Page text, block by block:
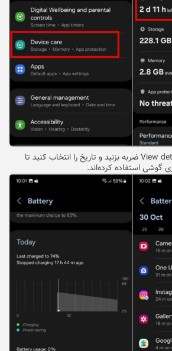
پس از آن، روی دکمه View details ضربه بزنید و تاریخ را انتخاب کنید تا
گوشی استفاده کرده‌اند.